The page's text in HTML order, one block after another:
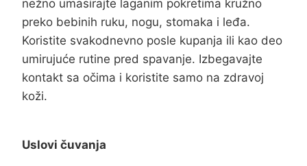
nežno umasirajte laganim pokretima kružno
preko bebinih ruku, nogu, stomaka i leđa.
Koristite svakodnevno posle kupanja ili kao deo
umirujuće rutine pred spavanje. Izbegavajte
kontakt sa očima i koristite samo na zdravoj
koži.
Uslovi čuvanja